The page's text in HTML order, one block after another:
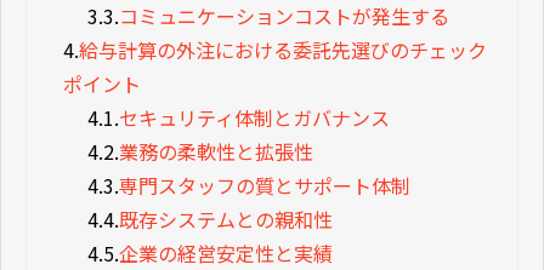
3.3.コミュニケーションコストが発生する
4.給与計算の外注における委託先選びのチェック
ポイント
4.1.セキュリティ体制とガバナンス
4.2.業務の柔軟性と拡張性
4.3.専門スタッフの質とサポート体制
4.4.既存システムとの親和性
4.5.企業の経営安定性と実績